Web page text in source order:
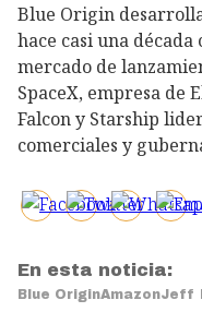
Blue Origin
hace casi una
mercado de
SpaceX, empresa de
Falcon y Starship
comerciales y
En esta noticia:
Blue OriginAmazonJeff